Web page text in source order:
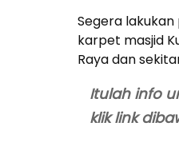
Segera
karpet masjid
Raya dan
Itulah info
klik link